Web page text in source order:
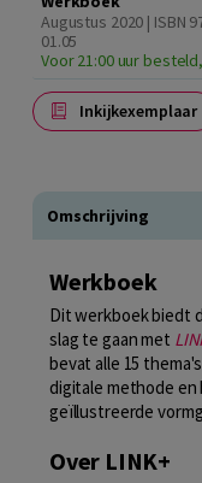
Augustus 2020 | ISBN
01.05
Voor 21:00 uur
Inkijkexemplaar
Omschrijving
Werkboek
Dit werkboek biedt
slag te gaan met
bevat alle 15
digitale methode
geïllustreerde
Over LINK+